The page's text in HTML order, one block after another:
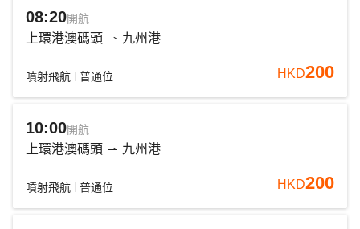
08:20開航
上環港澳碼頭 九州港
噴射飛航 普通位 HKD200
10:00開航
上環港澳碼頭 九州港
噴射飛航 普通位 HKD200